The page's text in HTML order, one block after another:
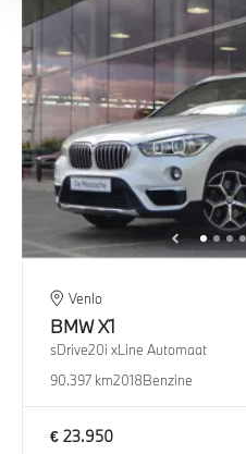
Venlo
BMWX1
sDrive20i xLine Automaat
90.397 km2018Benzine
€ 23.950